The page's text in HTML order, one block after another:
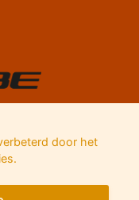
door het